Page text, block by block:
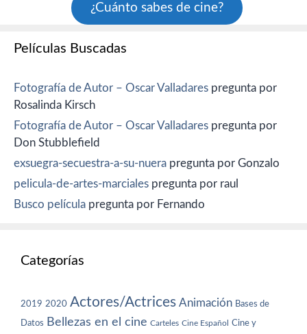
¿Cuánto sabes de cine?
Películas Buscadas
Fotografía de Autor – Oscar Valladares pregunta por
Rosalinda Kirsch
Fotografía de Autor – Oscar Valladares pregunta por
Don Stubblefield
exsuegra-secuestra-a-su-nuera pregunta por Gonzalo
pelicula-de-artes-marciales pregunta por raul
Busco película pregunta por Fernando
Categorías
2019 2020 Actores/Actrices Animación Bases de
Datos Bellezas en el cine Carteles Cine Español Cine y